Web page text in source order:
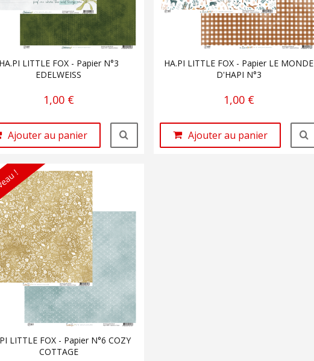
HA.PI LITTLE FOX - Papier N°3
EDELWEISS
1,00 €
Ajouter au panier
HA.PI LITTLE FOX - Papier LE MONDE
D'HAPI N°3
1,00 €
Ajouter au panier
!
LITTLE FOX - Papier N°6 COZY
COTTAGE